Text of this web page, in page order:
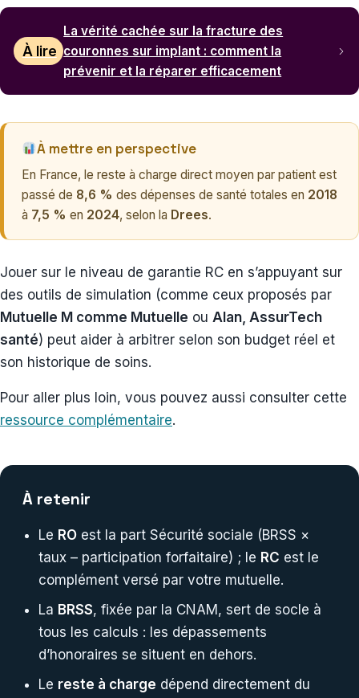
À lire
La vérité cachée sur la fracture des
couronnes sur implant : comment la
prévenir et la réparer efficacement
À mettre en perspective
En France, le reste à charge direct moyen par patient est
passé de 8,6 % des dépenses de santé totales en 2018
à 7,5 % en 2024, selon la Drees.
Jouer sur le niveau de garantie RC en s’appuyant sur
des outils de simulation (comme ceux proposés par
Mutuelle M comme Mutuelle ou Alan, AssurTech
santé) peut aider à arbitrer selon son budget réel et
son historique de soins.
Pour aller plus loin, vous pouvez aussi consulter cette
ressource complémentaire.
À retenir
Le RO est la part Sécurité sociale (BRSS ×
taux – participation forfaitaire) ; le RC est le
complément versé par votre mutuelle.
La BRSS, fixée par la CNAM, sert de socle à
tous les calculs : les dépassements
d’honoraires se situent en dehors.
Le reste à charge dépend directement du